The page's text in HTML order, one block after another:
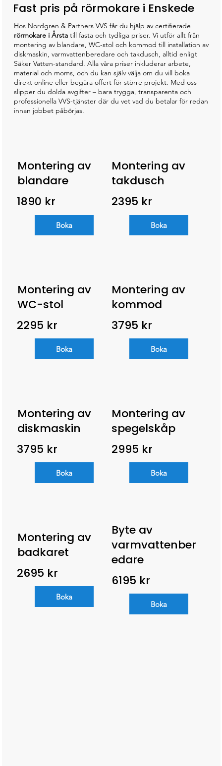
Fast pris på rörmokare i Enskede
Hos Nordgren & Partners VVS får du hjälp av certifierade
rörmokare i Årsta till fasta och tydliga priser. Vi utför allt från
montering av blandare, WC-stol och kommod till installation av
diskmaskin, varmvattenberedare och takdusch, alltid enligt
Säker Vatten-standard. Alla våra priser inkluderar arbete,
material och moms, och du kan själv välja om du vill boka
direkt online eller begära offert för större projekt. Med oss
slipper du dolda avgifter – bara trygga, transparenta och
professionella VVS-tjänster där du vet vad du betalar för redan
innan jobbet påbörjas.
Montering av
blandare
1890 kr
Boka
Montering av
takdusch
2395 kr
Boka
Montering av
WC-stol
2295 kr
Boka
Montering av
kommod
3795 kr
Boka
Montering av
diskmaskin
3795 kr
Boka
Montering av
spegelskåp
2995 kr
Boka
Montering av
badkaret
2695 kr
Boka
Byte av
varmvattenber
edare
6195 kr
Boka